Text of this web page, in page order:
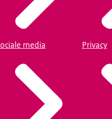
media Privacy